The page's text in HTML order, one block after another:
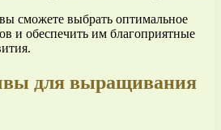
сможете выбрать оптимальное
и обеспечить им благоприятные
для выращивания